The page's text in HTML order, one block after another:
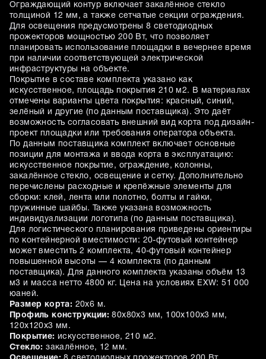
Ограждающий контур включает закалённое стекло
толщиной 12 мм, а также сетчатые секции ограждения.
Для освещения предусмотрены 8 светодиодных
прожекторов мощностью 200 Вт, что позволяет
планировать использование площадки в вечернее время
при наличии соответствующей электрической
инфраструктуры на объекте.
Покрытие в составе комплекта указано как
искусственное, площадь покрытия 210 м2. В материалах
отмечены варианты цвета покрытия: красный, синий,
зелёный и другие (по данным поставщика). Это даёт
возможность согласовать внешний вид корта под дизайн-
проект площадки или требования оператора объекта.
По данным поставщика комплект включает основные
позиции для монтажа и ввода корта в эксплуатацию:
искусственное покрытие, ограждение, колонны,
закалённое стекло, освещение и сетку. Дополнительно
перечислены расходные и крепёжные элементы для
сборки: клей, лента или полотно, болты и гайки,
пружинные шайбы. Также указана возможность
индивидуализации логотипа (по данным поставщика).
Для логистического планирования приведены ориентиры
по контейнерной вместимости: 20-футовый контейнер
может вместить 2 комплекта, 40-футовый контейнер
повышенной высоты — 4 комплекта (по данным
поставщика). Для данного комплекта указаны объём 13
м3 и масса нетто 4800 кг. Цена на условиях EXW: 51 000
юаней.
Размер корта: 20х6 м.
Профиль конструкции: 80х80х3 мм, 100х100х3 мм,
120х120х3 мм.
Покрытие:
искусственное, 210 м2.
Стекло: закалённое, 12 мм.